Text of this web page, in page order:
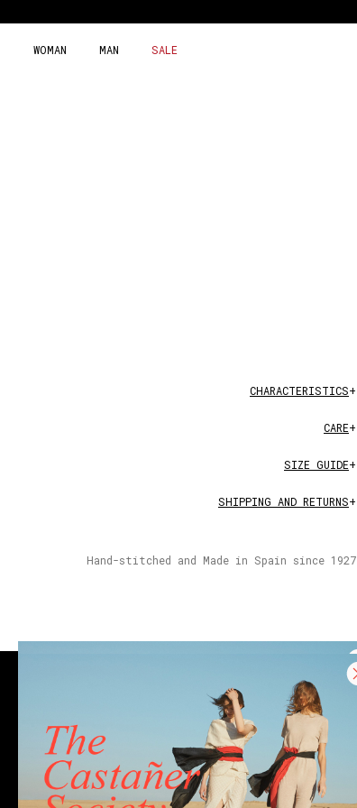
to
WOMAN MAN SALE
CHARACTERISTICS+
CARE+
SIZE GUIDE+
SHIPPING AND RETURNS+
Hand-stitched and Made in Spain since 1927
CONTACT
Email
Chat